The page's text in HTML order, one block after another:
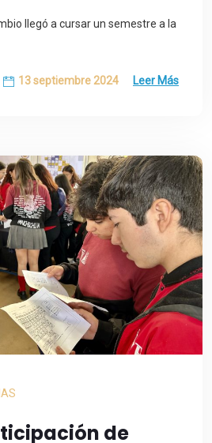
llegó a cursar un semestre a la
13 septiembre 2024 Leer Más
de